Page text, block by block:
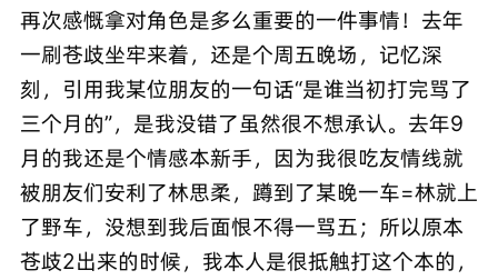
再次感慨拿对角色是多么重要的一件事情！去年
一刷苍歧坐牢来着，还是个周五晚场，记忆深
刻，引用我某位朋友的一句话“是谁当初打完骂了
三个月的”，是我没错了虽然很不想承认。去年9
月的我还是个情感本新手，因为我很吃友情线就
被朋友们安利了林思柔，蹲到了某晚一车=林就上
了野车，没想到我后面恨不得一骂五；所以原本
苍歧2出来的时候，我本人是很抵触打这个本的，